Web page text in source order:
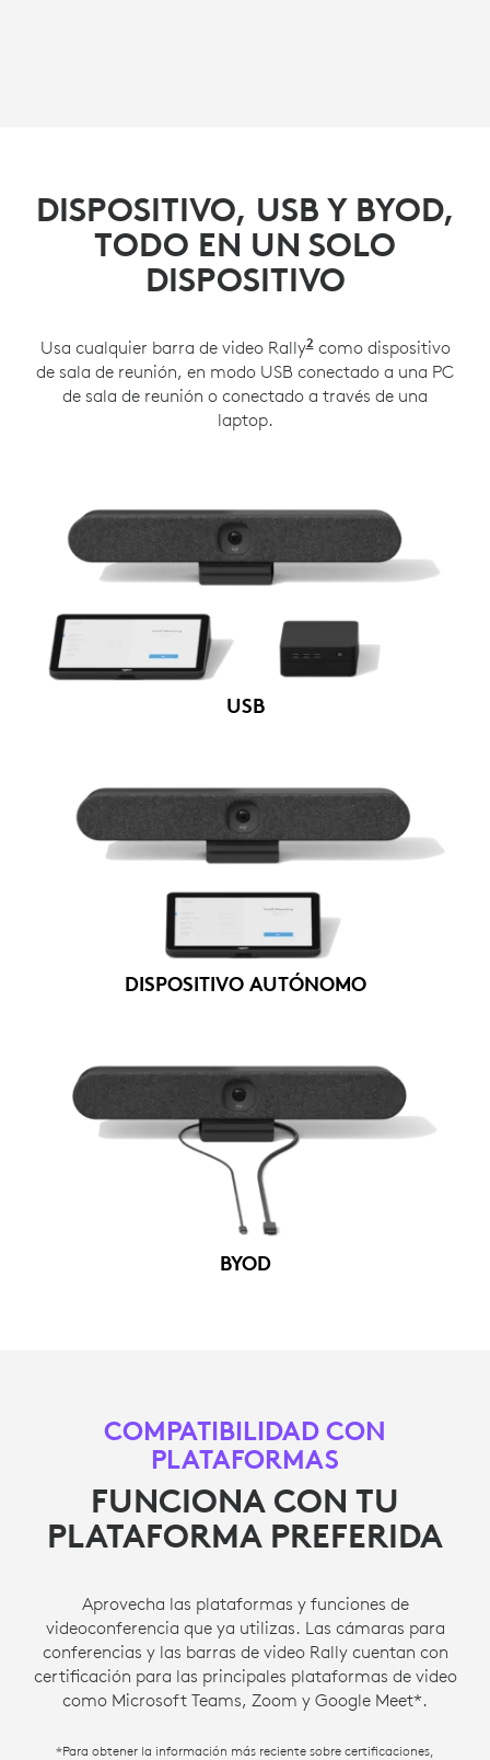
DISPOSITIVO, USB Y BYOD,
TODO EN UN SOLO
DISPOSITIVO
Usa cualquier barra de video Rally2Rally Plus funciona
como dispositivo
de sala de reunión, en modo USB conectado a una PC
de sala de reunión o conectado a través de una
laptop.
USB
DISPOSITIVO AUTÓNOMO
BYOD
COMPATIBILIDAD CON
PLATAFORMAS
FUNCIONA CON TU
PLATAFORMA PREFERIDA
Aprovecha las plataformas y funciones de
videoconferencia que ya utilizas. Las cámaras para
conferencias y las barras de video Rally cuentan con
certificación para las principales plataformas de video
como Microsoft Teams, Zoom y Google Meet*.
*Para obtener la información más reciente sobre certificaciones,